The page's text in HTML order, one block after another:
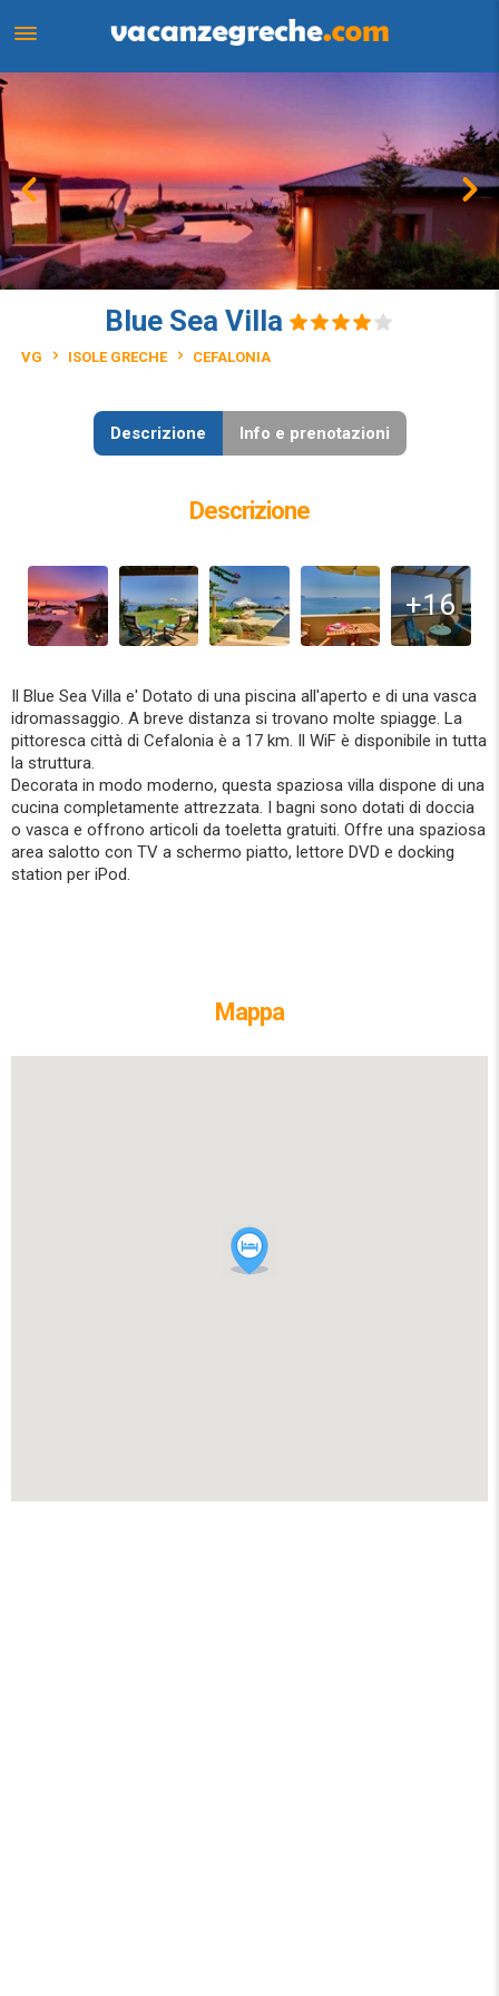
Blue Sea Villa
VG ISOLE GRECHE CEFALONIA
Descrizione Info e prenotazioni
Descrizione
+16
Il Blue Sea Villa e' Dotato di una piscina all'aperto e di una vasca
idromassaggio. A breve distanza si trovano molte spiagge. La
pittoresca città di Cefalonia è a 17 km. Il WiF è disponibile in tutta
la struttura.
Decorata in modo moderno, questa spaziosa villa dispone di una
cucina completamente attrezzata. I bagni sono dotati di doccia
o vasca e offrono articoli da toeletta gratuiti. Offre una spaziosa
area salotto con TV a schermo piatto, lettore DVD e docking
station per iPod.
Mappa